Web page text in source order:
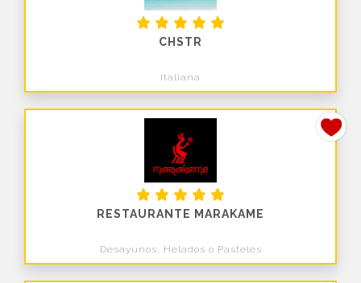
CHSTR
Italiana
RESTAURANTE MARAKAME
Desayunos, Helados o Pasteles